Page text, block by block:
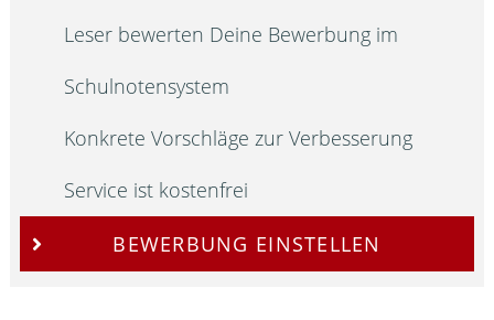
Leser bewerten Deine Bewerbung im
Schulnotensystem
Konkrete Vorschläge zur Verbesserung
Service ist kostenfrei
BEWERBUNG EINSTELLEN